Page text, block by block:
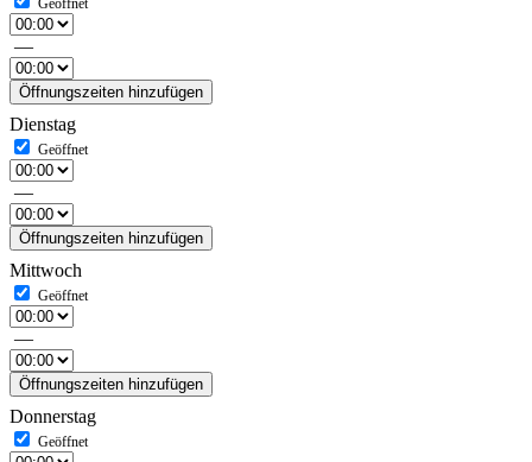
—
Öffnungszeiten hinzufügen
Dienstag
—
Öffnungszeiten hinzufügen
Mittwoch
—
Öffnungszeiten hinzufügen
Donnerstag